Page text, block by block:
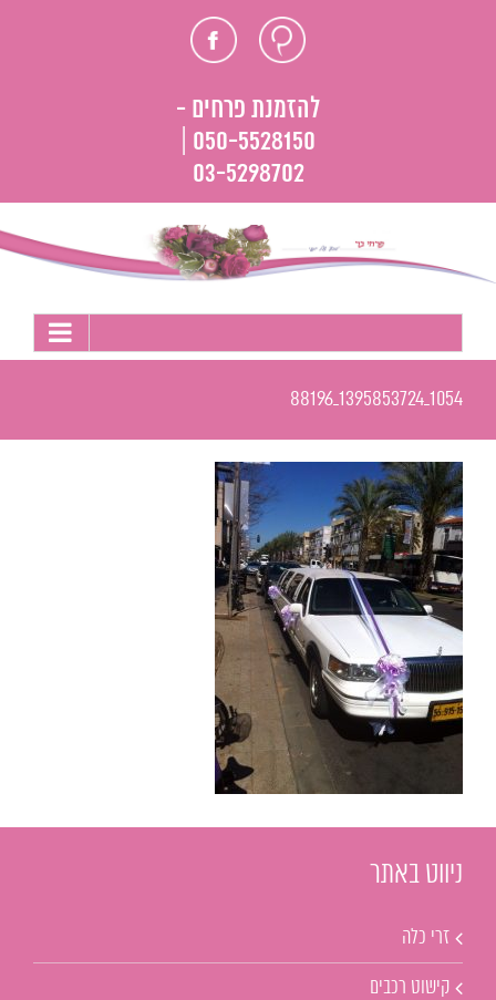
חוות פייסבוק
להזמנת פרחים -
050-5528150 |
03-5298702
1054_1395853724_88196
ניווט באתר
זרי כלה
קישוט רכבים